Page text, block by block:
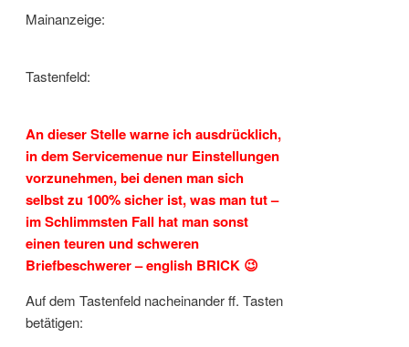
Mainanzeige:
Tastenfeld:
An dieser Stelle warne ich ausdrücklich,
in dem Servicemenue nur Einstellungen
vorzunehmen, bei denen man sich
selbst zu 100% sicher ist, was man tut –
im Schlimmsten Fall hat man sonst
einen teuren und schweren
Briefbeschwerer – english BRICK 😉
Auf dem Tastenfeld nacheinander ff. Tasten
betätigen: